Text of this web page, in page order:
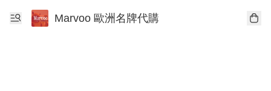
Marvoo 歐洲名牌代購